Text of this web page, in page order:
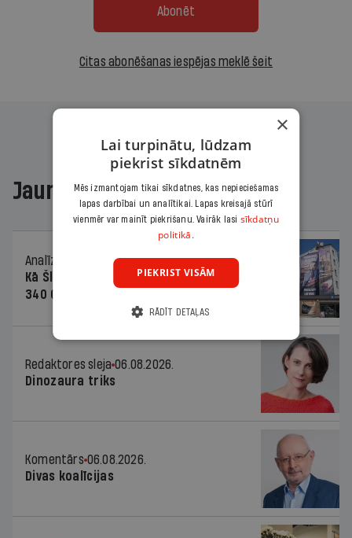
Abonēt
Citas abonēšanas iespējas meklē šeit
Jaunākajā žurnālā
Analīze
06.08.2026.
Kā Šlesera partija palika nesodīta par
340 000 vērtu reklāmas kampaņu
Redaktores sleja 06.08.2026.
Dinozaura triks
Komentārs 06.08.2026.
Divas koalīcijas
×
Lai turpinātu, lūdzam
piekrist sīkdatnēm
Mēs izmantojam tikai sīkdatnes, kas nepieciešamas
lapas darbībai un analītikai. Lapas kreisajā stūrī
vienmēr var mainīt piekrišanu. Vairāk lasi sīkdatņu
politikā.
PIEKRIST VISĀM
RĀDĪT DETAĻAS